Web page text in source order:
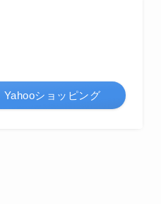
Yahooショッピング